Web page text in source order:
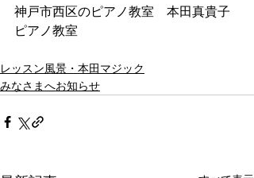
神戸市西区のピアノ教室　本田真貴子
ピアノ教室
レッスン風景・本田マジック
みなさまへお知らせ